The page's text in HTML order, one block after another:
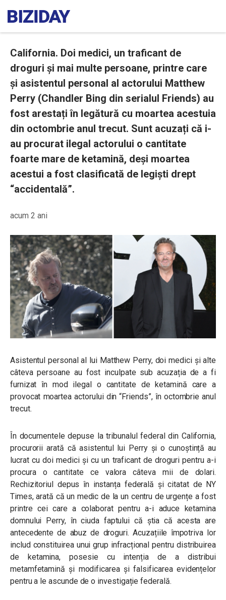
California. Doi medici, un traficant de
droguri și mai multe persoane, printre care
și asistentul personal al actorului Matthew
Perry (Chandler Bing din serialul Friends) au
fost arestați în legătură cu moartea acestuia
din octombrie anul trecut. Sunt acuzați că i-
au procurat ilegal actorului o cantitate
foarte mare de ketamină, deși moartea
acestui a fost clasificată de legiști drept
“accidentală”.
acum 2 ani
Asistentul personal al lui Matthew Perry, doi medici și alte
câteva persoane au fost inculpate sub acuzația de a fi
furnizat în mod ilegal o cantitate de ketamină care a
provocat moartea actorului din “Friends”, în octombrie anul
trecut.
În documentele depuse la tribunalul federal din California,
procurorii arată că asistentul lui Perry și o cunoștință au
lucrat cu doi medici și cu un traficant de droguri pentru a-i
procura o cantitate ce valora câteva mii de dolari.
Rechizitoriul depus în instanța federală și citatat de NY
Times, arată că un medic de la un centru de urgențe a fost
printre cei care a colaborat pentru a-i aduce ketamina
domnului Perry, în ciuda faptului că știa că acesta are
antecedente de abuz de droguri. Acuzațiile împotriva lor
includ constituirea unui grup infracțional pentru distribuirea
de ketamina, posesie cu intenția de a distribui
metamfetamină și modificarea și falsificarea evidențelor
pentru a le ascunde de o investigație federală.